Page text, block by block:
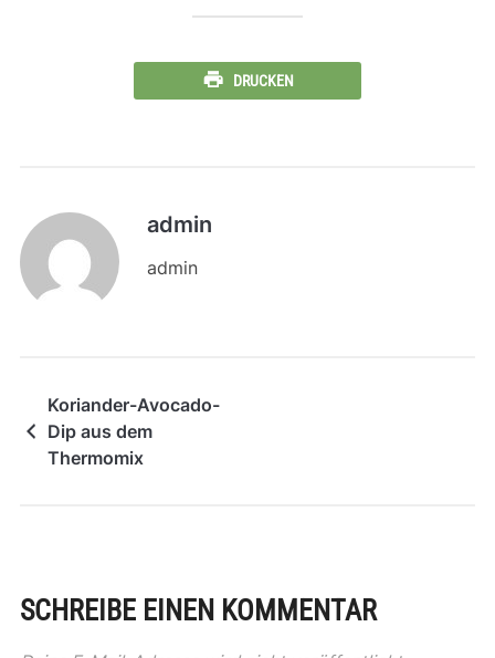
DRUCKEN
admin
admin
Koriander-Avocado-
Dip aus dem
Thermomix
SCHREIBE EINEN KOMMENTAR